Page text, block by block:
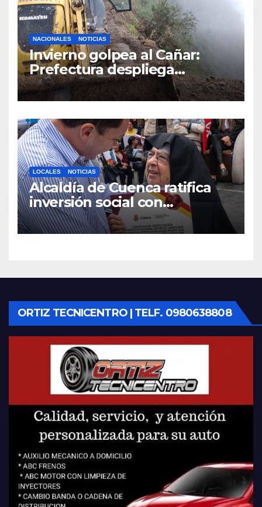
NACIONALES NOTICIAS
Invierno golpea al Cañar:
Prefectura despliega
maquinaria en toda la
provincia para mantener las
LOCALES NOTICIAS
Alcaldía de Cuenca ratifica
inversión social con
fundaciones e instituciones
locales
ORTIZ TECNICENTRO | TELF. 0980638808